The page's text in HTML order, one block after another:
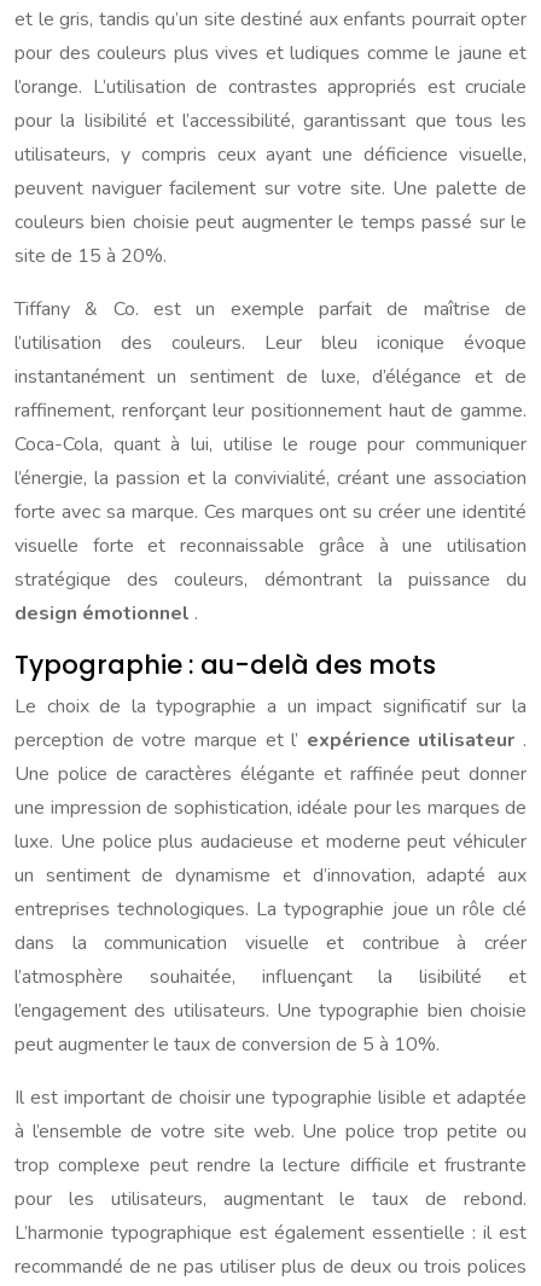
et le gris, tandis qu’un site destiné aux enfants pourrait opter
pour des couleurs plus vives et ludiques comme le jaune et
l’orange. L’utilisation de contrastes appropriés est cruciale
pour la lisibilité et l’accessibilité, garantissant que tous les
utilisateurs, y compris ceux ayant une déficience visuelle,
peuvent naviguer facilement sur votre site. Une palette de
couleurs bien choisie peut augmenter le temps passé sur le
site de 15 à 20%.
Tiffany & Co. est un exemple parfait de maîtrise de
l’utilisation des couleurs. Leur bleu iconique évoque
instantanément un sentiment de luxe, d’élégance et de
raffinement, renforçant leur positionnement haut de gamme.
Coca-Cola, quant à lui, utilise le rouge pour communiquer
l’énergie, la passion et la convivialité, créant une association
forte avec sa marque. Ces marques ont su créer une identité
visuelle forte et reconnaissable grâce à une utilisation
stratégique des couleurs, démontrant la puissance du
design émotionnel .
Typographie : au-delà des mots
Le choix de la typographie a un impact significatif sur la
perception de votre marque et l’ expérience utilisateur .
Une police de caractères élégante et raffinée peut donner
une impression de sophistication, idéale pour les marques de
luxe. Une police plus audacieuse et moderne peut véhiculer
un sentiment de dynamisme et d’innovation, adapté aux
entreprises technologiques. La typographie joue un rôle clé
dans la communication visuelle et contribue à créer
l’atmosphère souhaitée, influençant la lisibilité et
l’engagement des utilisateurs. Une typographie bien choisie
peut augmenter le taux de conversion de 5 à 10%.
Il est important de choisir une typographie lisible et adaptée
à l’ensemble de votre site web. Une police trop petite ou
trop complexe peut rendre la lecture difficile et frustrante
pour les utilisateurs, augmentant le taux de rebond.
L’harmonie typographique est également essentielle : il est
recommandé de ne pas utiliser plus de deux ou trois polices